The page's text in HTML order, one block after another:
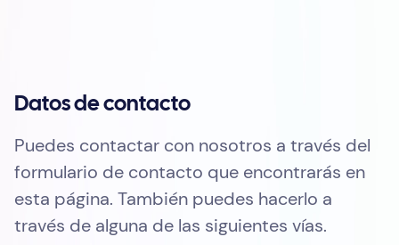
Datos de contacto
Puedes contactar con nosotros a través del
formulario de contacto que encontrarás en
esta página. También puedes hacerlo a
través de alguna de las siguientes vías.